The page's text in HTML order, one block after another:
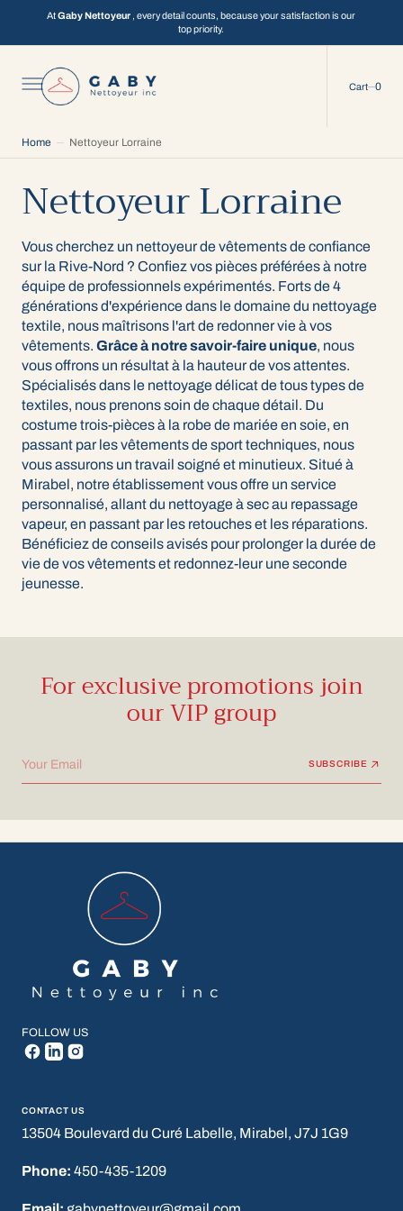
AtGaby Nettoyeur , every detail counts, because your satisfaction is our
top priority.
Cart 00
Home Nettoyeur Lorraine
Nettoyeur Lorraine
Vous cherchez un nettoyeur de vêtements de confiance
sur la Rive-Nord ? Confiez vos pièces préférées à notre
équipe de professionnels expérimentés. Forts de 4
générations d'expérience dans le domaine du nettoyage
textile, nous maîtrisons l'art de redonner vie à vos
vêtements. Grâce à notre savoir-faire unique, nous
vous offrons un résultat à la hauteur de vos attentes.
Spécialisés dans le nettoyage délicat de tous types de
textiles, nous prenons soin de chaque détail. Du
costume trois-pièces à la robe de mariée en soie, en
passant par les vêtements de sport techniques, nous
vous assurons un travail soigné et minutieux. Situé à
Mirabel, notre établissement vous offre un service
personnalisé, allant du nettoyage à sec au repassage
vapeur, en passant par les retouches et les réparations.
Bénéficiez de conseils avisés pour prolonger la durée de
vie de vos vêtements et redonnez-leur une seconde
jeunesse.
For exclusive promotions join
our VIP group
Your Email SUBSCRIBE
FOLLOW US
CONTACT US
13504 Boulevard du Curé Labelle, Mirabel, J7J 1G9
Phone: 450-435-1209